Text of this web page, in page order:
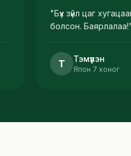
"Бүх зүйл цаг
болсон. Баярлалаа!"
Т Тэмүүлэн
Япон 7 хоног